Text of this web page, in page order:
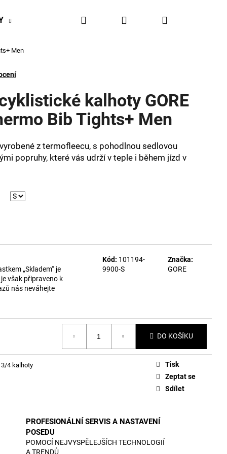
BIKESPORT EVENTY BIKESPORTUL VÝHODY
Hledat PřihlášeníNákupní
Men
kalhoty GORE
Bib Tights+ Men
z termofleecu, s pohodlnou sedlovou
popruhy, které vás udrží v teple i během jízd v
„Skladem“ je
však připraveno k
nás neváhejte
Kód: 101194-
9900-S
Značka:
GORE
DO KOŠÍKU
3/4 kalhoty
Tisk
Zeptat se
Sdílet
PROFESIONÁLNÍ SERVIS A NASTAVENÍ
POSEDU
POMOCÍ NEJVYSPĚLEJŠÍCH TECHNOLOGIÍ
A TRENDŮ